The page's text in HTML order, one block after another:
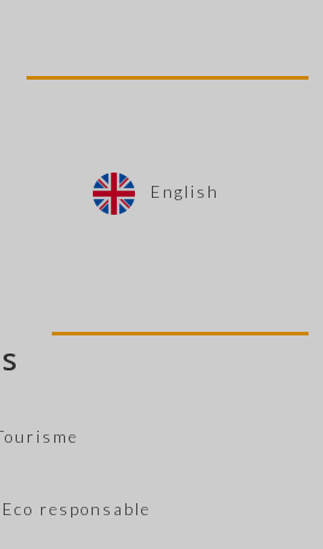
English
responsable